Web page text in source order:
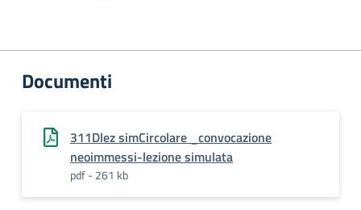
Documenti
311Dlez simCircolare _convocazione
neoimmessi-lezione simulata
pdf - 261 kb